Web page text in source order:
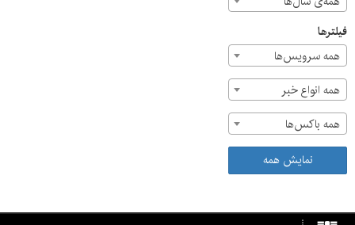
فیلترها
همه سرویس‌ها
همه انواع خبر
همه باکس‌ها
نمایش همه